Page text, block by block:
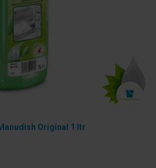
Original 1 ltr